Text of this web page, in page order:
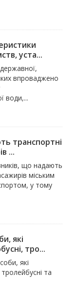
уста...
впроваджено
води,...
транспортні
...
що надають
міським
у тому
які
тро...
які
та